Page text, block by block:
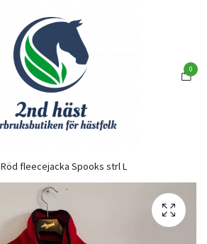
0
Röd fleecejacka Spooks strl L